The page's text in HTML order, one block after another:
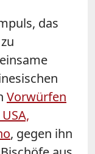
das
Vorwürfen
, gegen ihn